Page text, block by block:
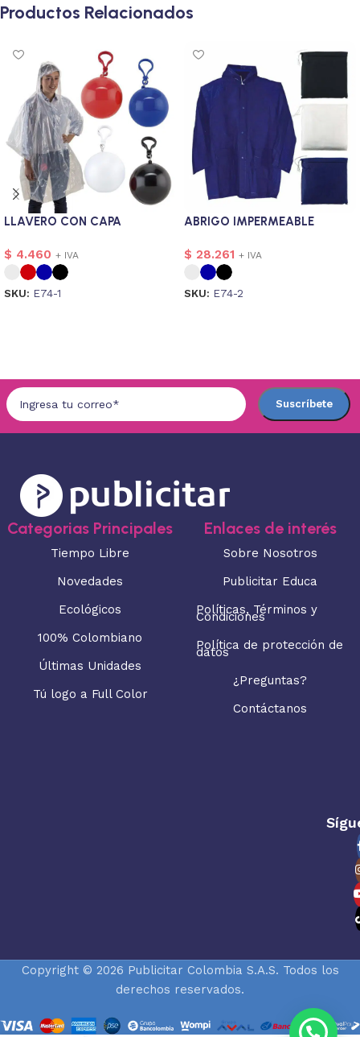
Productos Relacionados
LLAVERO CON CAPA
$ 4.460 + IVA
SKU: E74-1
ABRIGO IMPERMEABLE
$ 28.261 + IVA
SKU: E74-2
Categorias Principales
Tiempo Libre
Novedades
Ecológicos
100% Colombiano
Últimas Unidades
Tú logo a Full Color
Enlaces de interés
Sobre Nosotros
Publicitar Educa
Políticas, Términos y
Condiciones
Política de protección de
datos
¿Preguntas?
Contáctanos
Copyright © 2026 Publicitar Colombia S.A.S. Todos los
derechos reservados.